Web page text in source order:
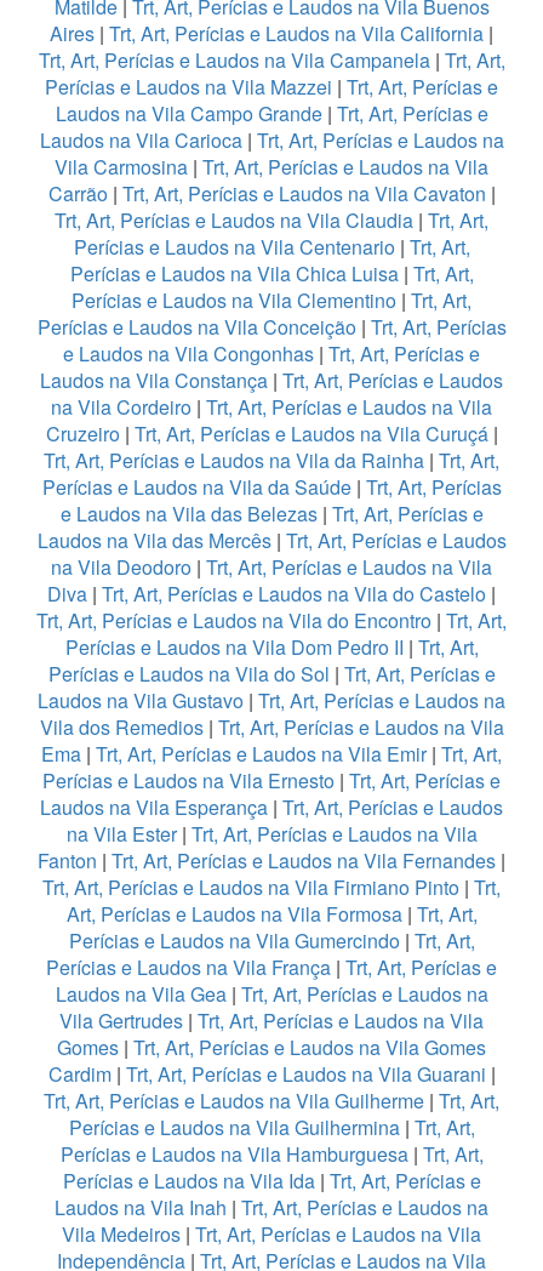
Matilde| Trt, Art, Perícias e Laudos na Vila Buenos
Aires | Trt, Art, Perícias e Laudos na Vila California |
Trt, Art, Perícias e Laudos na Vila Campanela| Trt, Art,
Perícias e Laudos na Vila Mazzei | Trt, Art, Perícias e
Laudos na Vila Campo Grande| Trt, Art, Perícias e
Laudos na Vila Carioca| Trt, Art, Perícias e Laudos na
Vila Carmosina | Trt, Art, Perícias e Laudos na Vila
Carrão| Trt, Art, Perícias e Laudos na Vila Cavaton |
Trt, Art, Perícias e Laudos na Vila Claudia | Trt, Art,
Perícias e Laudos na Vila Centenario| Trt, Art,
Perícias e Laudos na Vila Chica Luisa | Trt, Art,
Perícias e Laudos na Vila Clementino | Trt, Art,
Perícias e Laudos na Vila Conceição| Trt, Art, Perícias
e Laudos na Vila Congonhas | Trt, Art, Perícias e
Laudos na Vila Constança | Trt, Art, Perícias e Laudos
na Vila Cordeiro | Trt, Art, Perícias e Laudos na Vila
Cruzeiro | Trt, Art, Perícias e Laudos na Vila Curuçá |
Trt, Art, Perícias e Laudos na Vila da Rainha | Trt, Art,
Perícias e Laudos na Vila da Saúde| Trt, Art, Perícias
e Laudos na Vila das Belezas| Trt, Art, Perícias e
Laudos na Vila das Mercês| Trt, Art, Perícias e Laudos
na Vila Deodoro | Trt, Art, Perícias e Laudos na Vila
Diva | Trt, Art, Perícias e Laudos na Vila do Castelo |
Trt, Art, Perícias e Laudos na Vila do Encontro | Trt, Art,
Perícias e Laudos na Vila Dom Pedro II | Trt, Art,
Perícias e Laudos na Vila do Sol | Trt, Art, Perícias e
Laudos na Vila Gustavo | Trt, Art, Perícias e Laudos na
Vila dos Remedios| Trt, Art, Perícias e Laudos na Vila
Ema | Trt, Art, Perícias e Laudos na Vila Emir| Trt, Art,
Perícias e Laudos na Vila Ernesto | Trt, Art, Perícias e
Laudos na Vila Esperança | Trt, Art, Perícias e Laudos
na Vila Ester| Trt, Art, Perícias e Laudos na Vila
Fanton | Trt, Art, Perícias e Laudos na Vila Fernandes |
Trt, Art, Perícias e Laudos na Vila Firmiano Pinto | Trt,
Art, Perícias e Laudos na Vila Formosa| Trt, Art,
Perícias e Laudos na Vila Gumercindo| Trt, Art,
Perícias e Laudos na Vila França | Trt, Art, Perícias e
Laudos na Vila Gea| Trt, Art, Perícias e Laudos na
Vila Gertrudes | Trt, Art, Perícias e Laudos na Vila
Gomes | Trt, Art, Perícias e Laudos na Vila Gomes
Cardim| Trt, Art, Perícias e Laudos na Vila Guarani |
Trt, Art, Perícias e Laudos na Vila Guilherme | Trt, Art,
Perícias e Laudos na Vila Guilhermina| Trt, Art,
Perícias e Laudos na Vila Hamburguesa| Trt, Art,
Perícias e Laudos na Vila Ida| Trt, Art, Perícias e
Laudos na Vila Inah | Trt, Art, Perícias e Laudos na
Vila Medeiros | Trt, Art, Perícias e Laudos na Vila
Independência | Trt, Art, Perícias e Laudos na Vila